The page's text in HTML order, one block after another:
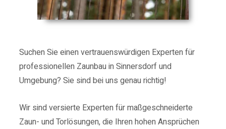
Suchen Sie einen vertrauenswürdigen Experten für
professionellen Zaunbau in Sinnersdorf und
Umgebung? Sie sind bei uns genau richtig!
Wir sind versierte Experten für maßgeschneiderte
Zaun- und Torlösungen, die Ihren hohen Ansprüchen